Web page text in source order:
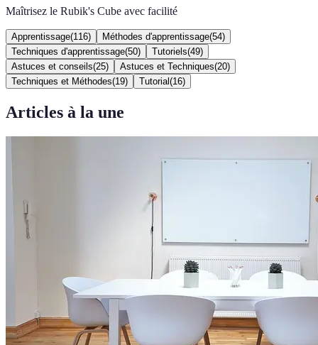
Maîtrisez le Rubik's Cube avec facilité
Apprentissage(116) Méthodes d'apprentissage(54)
Techniques d'apprentissage(50) Tutoriels(49)
Astuces et conseils(25) Astuces et Techniques(20)
Techniques et Méthodes(19) Tutorial (16)
Articles à la une